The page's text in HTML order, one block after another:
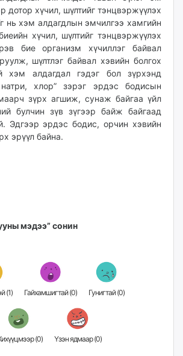
дотор хүчил, шүлтийг тэнцвэржүүлэх
нь хэм алдагдлын эмчилгээ хамгийн
хүчил, шүлтийг тэнцвэржүүлэх
бие организм хүчиллэг байвал
шүлтлэг байвал хэвийн болгох
хэм алдагдал гэдэг бол зүрхэнд
хлор” зэрэг эрдэс бодисын
зүрх агшиж, сунаж байгаа үйл
булчин зүв зүгээр байж байгаад
Эдгээр эрдэс бодис, орчин хэвийн
эрүүл байна.
мэдээ” сонин
Хөгжилтэй (1) Гайхамшигтай (0) Гунигтай (0)
Жихүүцмээр (0) Үзэн ядмаар (0)